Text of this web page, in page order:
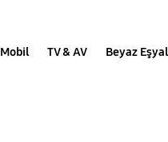
Mobil TV & AV Beyaz